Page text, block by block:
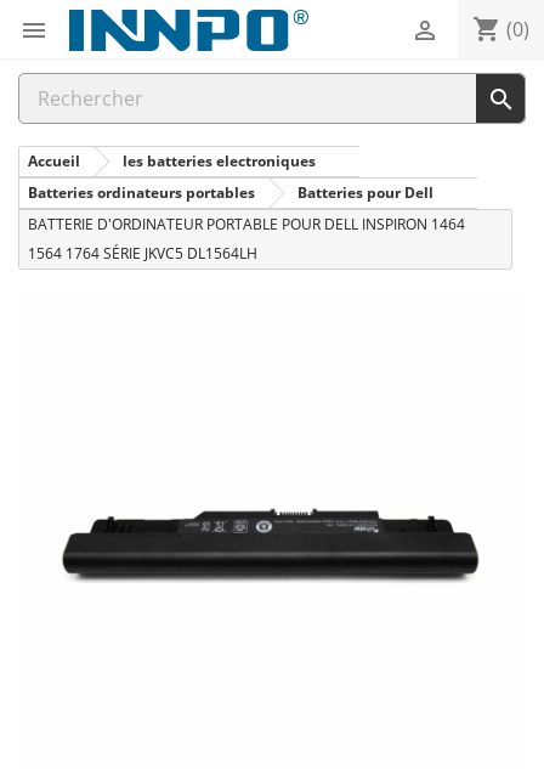
 shopping_cart (0)


Accueil
les batteries electroniques
Batteries ordinateurs portables
Batteries pour Dell
BATTERIE D'ORDINATEUR PORTABLE POUR DELL INSPIRON 1464
1564 1764 SÉRIE JKVC5 DL1564LH